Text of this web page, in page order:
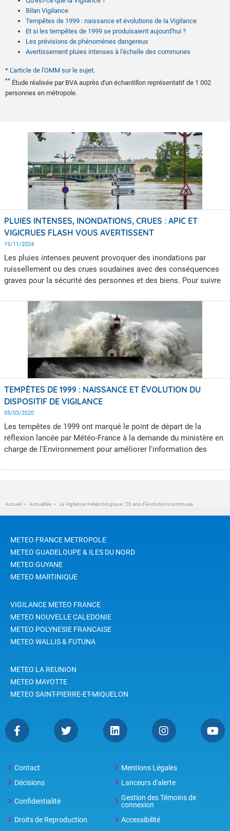
Bilan Vigilance
Tempêtes de 1999 : naissance et évolutions de la Vigilance
Et si les tempêtes de 1999 se produisaient aujourd'hui ?
Les prévisions de phénomènes dangereux
Avertissement pluies intenses à l'échelle des communes
* L'article de l'OMM sur le sujet.
** Étude réalisée par BVA auprès d'un échantillon représentatif de 1 002
personnes en métropole.
PLUIES INTENSES, INONDATIONS, CRUES : APIC ET
VIGICRUES FLASH VOUS AVERTISSENT
15/11/2024
Les pluies intenses peuvent provoquer des inondations par
ruissellement ou des crues soudaines avec des conséquences
graves pour la sécurité des personnes et des biens. Pour suivre
Météo-France et le réseau Vigicrues du ministère de la
Transition écologique, de l'énergie, du climat et de la prévention
des risques proposent deux outils d'information aux préfectures,
mairies, intercommunalités et opérateurs de réseaux qui
peuvent s'y abonner gratuitement. La visualisation de ces
informations est par ailleurs proposée au grand public.
TEMPÊTES DE 1999 : NAISSANCE ET ÉVOLUTION DU
DISPOSITIF DE VIGILANCE
05/03/2020
Les tempêtes de 1999 ont marqué le point de départ de la
réflexion lancée par Météo-France à la demande du ministère en
charge de l'Environnement pour améliorer l'information des
la Vigilance météorologique. Ce dispositif inédit d'anticipation
systèmes à l'international.
Accueil Actualités La Vigilance météorologique : 20 ans d’évolutions continues
METEO FRANCE METROPOLE
METEO GUADELOUPE & ILES DU NORD
METEO GUYANE
METEO MARTINIQUE
VIGILANCE METEO FRANCE
METEO NOUVELLE CALEDONIE
METEO POLYNESIE FRANCAISE
METEO WALLIS & FUTUNA
METEO LA REUNION
METEO MAYOTTE
METEO SAINT-PIERRE-ET-MIQUELON
Contact
Mentions Légales
Décisions
Lanceurs d'alerte
Confidentialité
Gestion des Témoins de
connexion
Droits de Reproduction
Accessibilité